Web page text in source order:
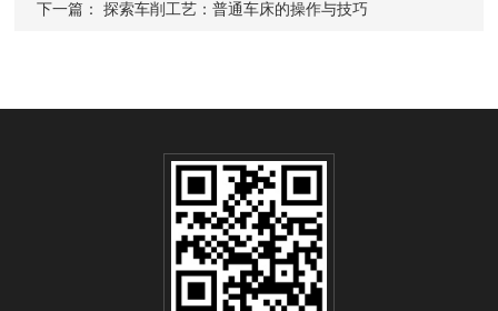
下一篇：探索车削工艺：普通车床的操作与技巧